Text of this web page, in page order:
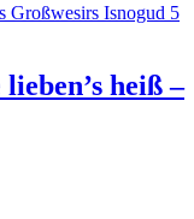
Großwesirs Isnogud 5
heiß –